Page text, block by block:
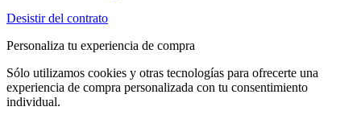
Desistir del contrato
Personaliza tu experiencia de compra
Sólo utilizamos cookies y otras tecnologías para ofrecerte una
experiencia de compra personalizada con tu consentimiento
individual.